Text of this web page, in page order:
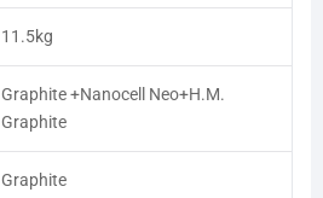
11.5kg
Graphite +Nanocell Neo+H.M.
Graphite
Graphite